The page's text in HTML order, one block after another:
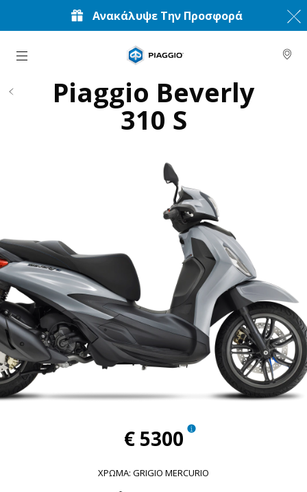
Ανακάλυψε Την Προσφορά
Μετάβαση στο κυρίως περιεχόμενο
Piaggio Beverly
310 S
€ 5300
ΧΡΏΜΑ: GRIGIO MERCURIO